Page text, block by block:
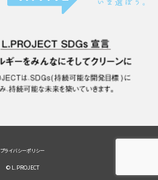
プライバシーポリシー
© L.PROJECT